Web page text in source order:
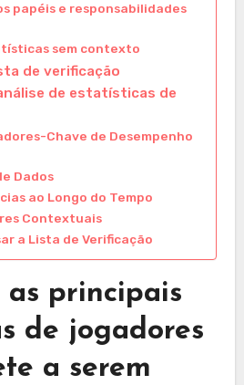
papéis e responsabilidades
sem contexto
de verificação
de estatísticas de
Chave de Desempenho
Dados
ao Longo do Tempo
Contextuais
a Lista de Verificação
as principais
de jogadores
a serem